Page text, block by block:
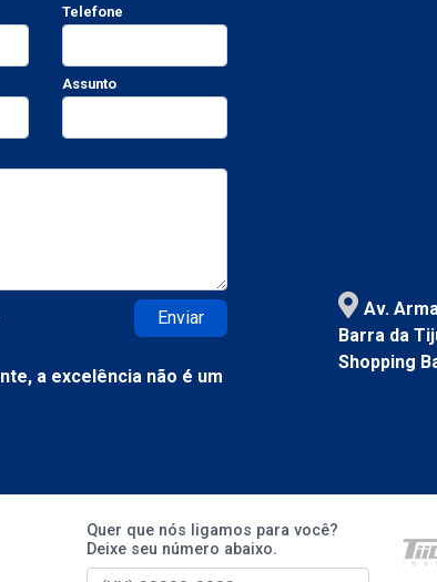
Telefone
Assunto
Enviar
a excelência não é um
Av.
Barra da
Shopping
Quer que nós ligamos para você?
Deixe seu número abaixo.